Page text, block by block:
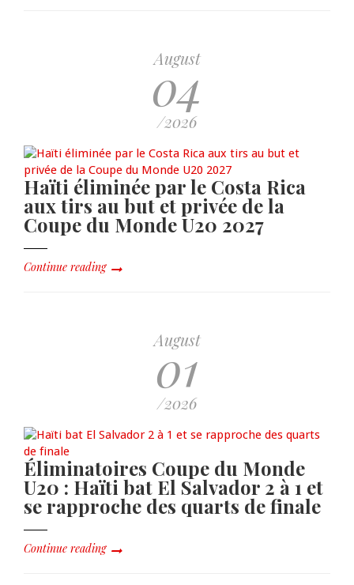
August
04
/2026
Haïti éliminée par le Costa Rica
aux tirs au but et privée de la
Coupe du Monde U20 2027
Continue reading
August
01
/2026
Éliminatoires Coupe du Monde
U20 : Haïti bat El Salvador 2 à 1 et
se rapproche des quarts de finale
Continue reading